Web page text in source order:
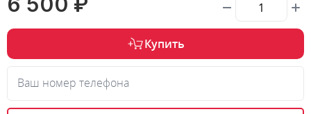
Купить
Ваш номер телефона